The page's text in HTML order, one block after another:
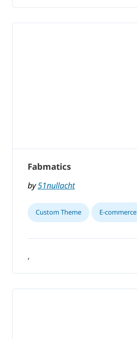
Fabmatics
by51nullacht
Custom Theme E-commerce
,